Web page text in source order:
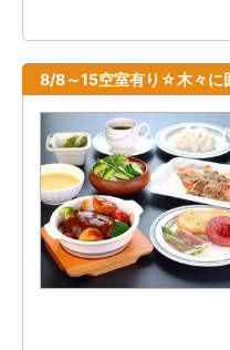
8/8～15空室有り☆木々に